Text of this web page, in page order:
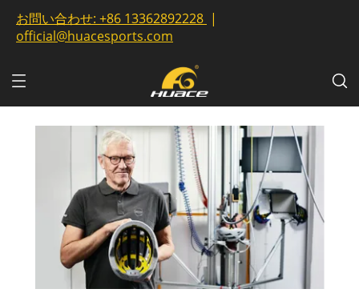
お問い合わせ: +86 13362892228 |
official@huacesports.com